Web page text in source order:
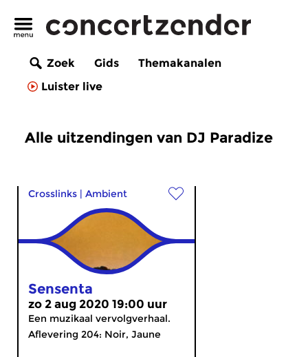
Zoek Gids
Themakanalen
Luister live
Alle uitzendingen van DJ Paradize
Crosslinks | Ambient
Sensenta
zo 2 aug 2020 19:00 uur
Een muzikaal vervolgverhaal.
Aflevering 204: Noir, Jaune